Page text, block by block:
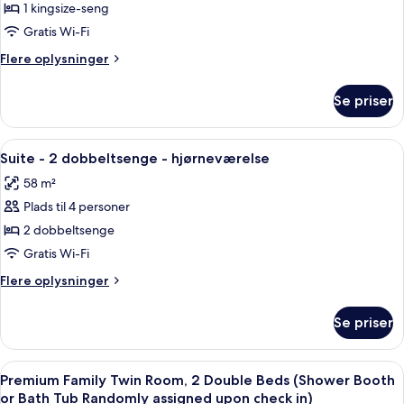
af
Premium
Double
1 kingsize-seng
Gratis Wi-Fi
Flere oplysninger
Flere
Double
Room
Se priser
Indlæs
alle
billeder
af
Suite
-
2
dobbeltsenge
hjørneværelse
Et hotelværelse med to senge, en
6
Suite - 2 dobbeltsenge - hjørneværelse
58 m²
Plads til 4 personer
2 dobbeltsenge
Gratis Wi-Fi
Flere oplysninger
Flere
-
dobbeltsenge
-
Se priser
Indlæs
alle
Hotelværelse med stort fladskærms-
7
Premium Family Twin Room, 2 Double Beds (Shower Booth
or Bath Tub Randomly assigned upon check in)